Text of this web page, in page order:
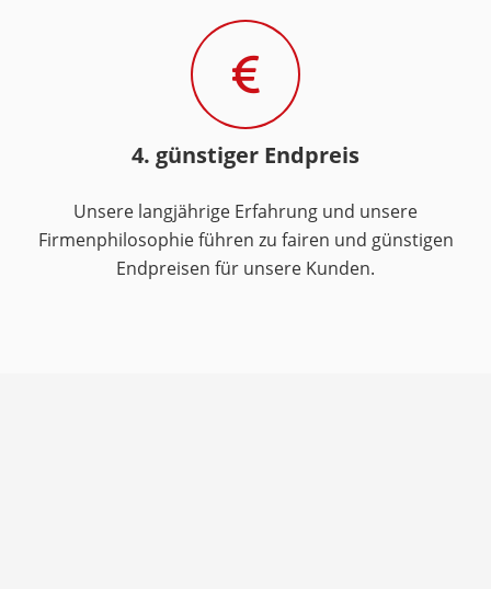
4. günstiger Endpreis
Unsere langjährige Erfahrung und unsere
Firmenphilosophie führen zu fairen und günstigen
Endpreisen für unsere Kunden.